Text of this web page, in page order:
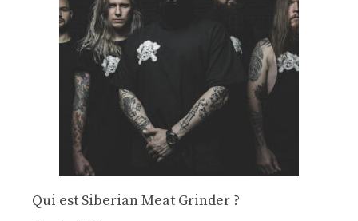
Qui est Siberian Meat Grinder ?